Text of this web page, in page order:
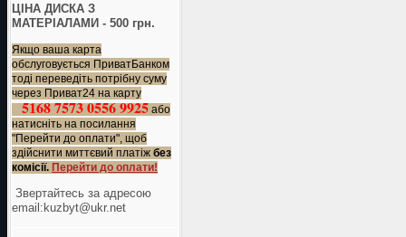
ЦІНА ДИСКА З
МАТЕРІАЛАМИ - 500 грн.
Якщо ваша карта
обслуговується ПриватБанком
тоді переведіть потрібну суму
через Приват24 на карту
5168 7573 0556 9925 або
натисніть на посилання
"Перейти до оплати", щоб
здійснити миттєвий платіж без
комісії. Перейти до оплати!
Звертайтесь за адресою
еmail:kuzbyt@ukr.net